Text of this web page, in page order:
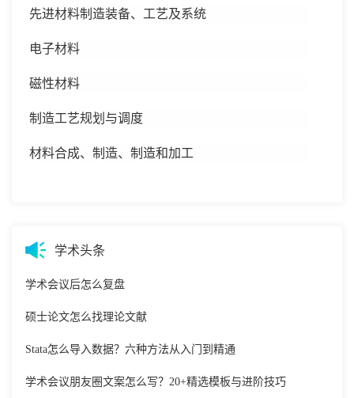
先进材料制造装备、工艺及系统
电子材料
磁性材料
制造工艺规划与调度
材料合成、制造、制造和加工
学术头条
学术会议后怎么复盘
硕士论文怎么找理论文献
Stata怎么导入数据？六种方法从入门到精通
学术会议朋友圈文案怎么写？20+精选模板与进阶技巧